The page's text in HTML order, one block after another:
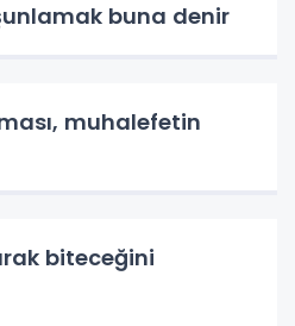
buna denir
muhalefetin
biteceğini